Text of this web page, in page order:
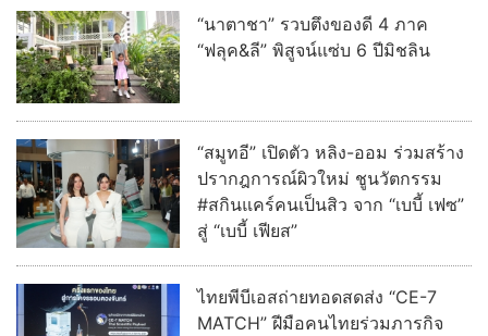
“นาตาชา” รวบตึงของดี 4 ภาค
“ฟลุค&ลี” พิสูจน์แซ่บ 6 ปีมิชลิน
“สมูทอี” เปิดตัว หลิง-ออม ร่วมสร้าง
ปรากฎการณ์ผิวใหม่ ชูนวัตกรรม
#สกินแคร์คนเป็นสิว จาก “เบบี้ เฟซ”
สู่ “เบบี้ เฟียส”
ไทยพีบีเอสถ่ายทอดสดส่ง “CE-7
MATCH” ฝีมือคนไทยร่วมภารกิจ